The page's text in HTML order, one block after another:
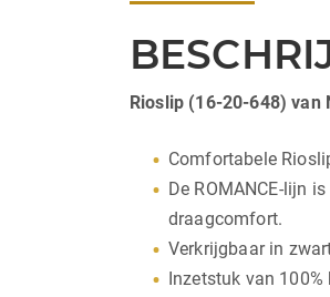
Rioslip (16-20-648) van
Comfortabele
De ROMANCE-lijn
draagcomfort.
Verkrijgbaar in
Inzetstuk van